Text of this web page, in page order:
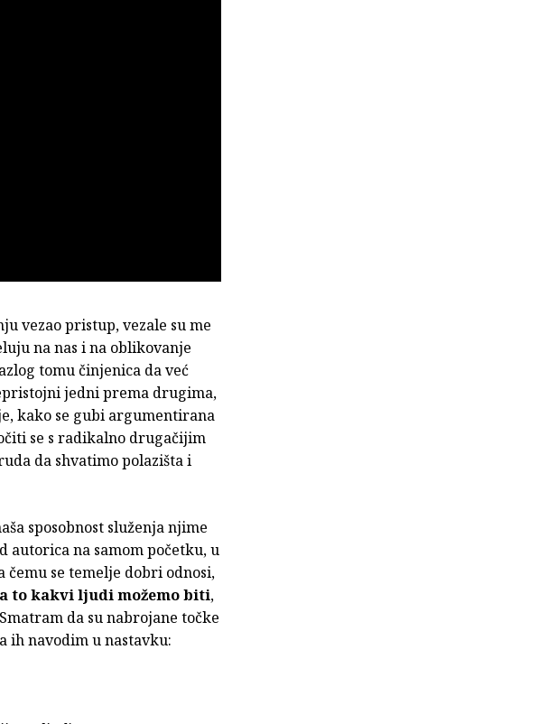
vezao pristup, vezale su me
na nas i na oblikovanje
tomu činjenica da već
jedni prema drugima,
kako se gubi argumentirana
se s radikalno drugačijim
da shvatimo polazišta i
sposobnost služenja njime
autorica na samom početku, u
se temelje dobri odnosi,
to kakvi ljudi možemo biti,
da su nabrojane točke
ih navodim u nastavku: